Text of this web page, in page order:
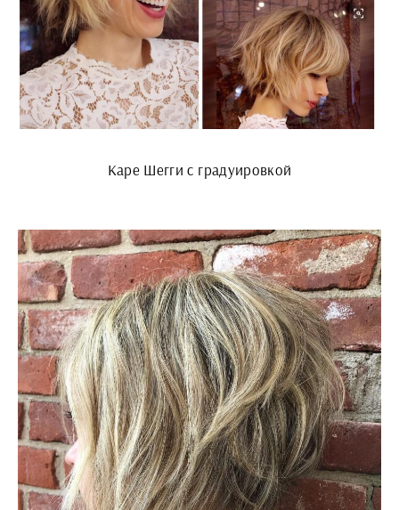
Каре Шегги с градуировкой